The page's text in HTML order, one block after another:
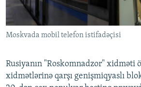
Moskvada mobil telefon istifadəçisi
Rusiyanın "Roskomnadzor" xidməti
xidmətlərinə qarşı genişmiqyaslı